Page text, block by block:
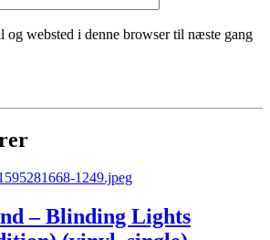
og websted i denne browser til næste gang
– Blinding Lights